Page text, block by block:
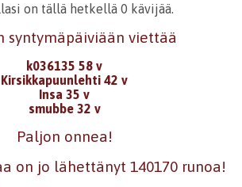
on tällä hetkellä 0 kävijää.
syntymäpäiviään viettää
k036135 58 v
Kirsikkapuunlehti 42 v
Insa 35 v
smubbe 32 v
Paljon onnea!
on jo lähettänyt 140170 runoa!